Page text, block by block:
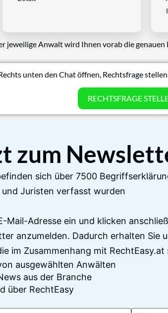
jeweilige Anwalt wird Ihnen vorab die
unten den Chat öffnen, Rechtsfrage
RECHTSFRAGE
zum
sich über 7500
Juristen verfasst wurden
Mail-Adresse ein und klicken
anzumelden. Dadurch erhalten Sie
im Zusammenhang mit RechtEasy.at
ausgewählten Anwälten
aus der Branche
über RechtEasy